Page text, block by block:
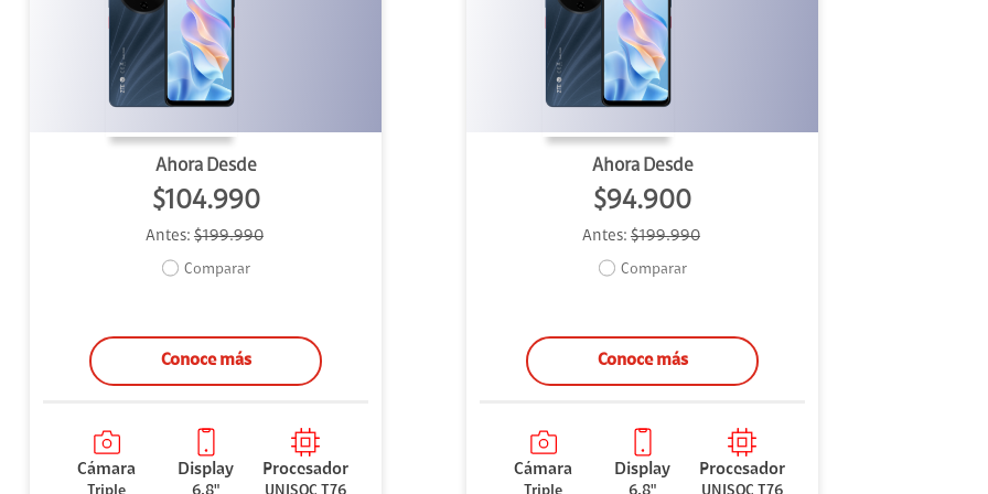
Ahora Desde
$104.990
Antes: $199.990
Comparar
Conoce más
Cámara Display Procesador
Ahora Desde
$94.900
Antes: $199.990
Comparar
Conoce más
Cámara Display Procesador